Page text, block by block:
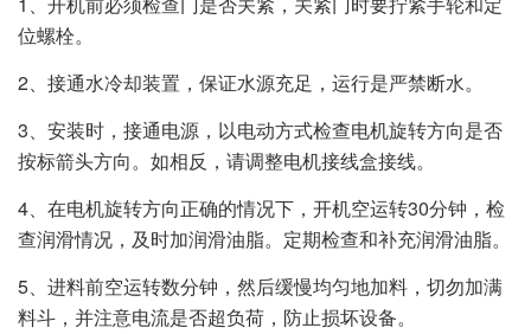
位螺栓。
2、接通水冷却装置，保证水源充足，运行是严禁断水。
3、安装时，接通电源，以电动方式检查电机旋转方向是否
按标箭头方向。如相反，请调整电机接线盒接线。
4、在电机旋转方向正确的情况下，开机空运转30分钟，检
查润滑情况，及时加润滑油脂。定期检查和补充润滑油脂。
5、进料前空运转数分钟，然后缓慢均匀地加料，切勿加满
料斗，并注意电流是否超负荷，防止损坏设备。